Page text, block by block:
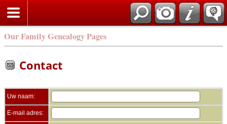
Our Family Genealogy Pages
Contact
Uw naam:
E-mail adres: